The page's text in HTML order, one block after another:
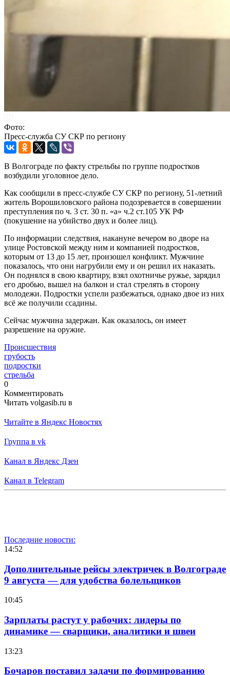
Фото:
Пресс-служба СУ СКР по региону
В Волгограде по факту стрельбы по группе подростков
возбудили уголовное дело.
Как сообщили в пресс-службе СУ СКР по региону, 51-летний
житель Ворошиловского района подозревается в совершении
преступления по ч. 3 ст. 30 п. «а» ч.2 ст.105 УК РФ
(покушение на убийство двух и более лиц).
По информации следствия, накануне вечером во дворе на
улице Ростовской между ним и компанией подростков,
которым от 13 до 15 лет, произошел конфликт. Мужчине
показалось, что они нагрубили ему и он решил их наказать.
Он поднялся в свою квартиру, взял охотничье ружье, зарядил
его дробью, вышел на балкон и стал стрелять в сторону
молодежи. Подростки успели разбежаться, однако двое из них
всё же получили ссадины.
Сейчас мужчина задержан. Как оказалось, он имеет
разрешение на оружие.
Происшествия
грубость
подростки
стрельба
0
Комментировать
Читать volgasib.ru в
Читайте в Яндекс Новостях
Группа в vk
Канал в Яндекс Дзен
Канал в Telegram
Последние новости:
14:52
Дополнительные рейсы электричек в Волгограде
9 августа — для удобства болельщиков
10:45
Зарплаты растут у рабочих: лидеры по
динамике — сварщики, аналитики и швеи
13:23
Бочаров поставил задачи по формированию